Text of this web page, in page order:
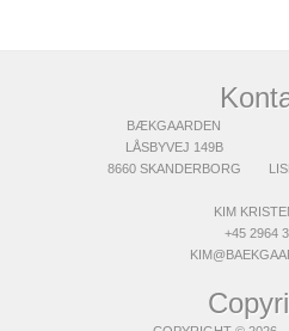
BÆKGAARDEN
LÅSBYVEJ 149B
8660 SKANDERBORG
KIM
+45 2964